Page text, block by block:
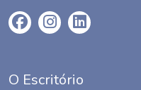
O Escritório